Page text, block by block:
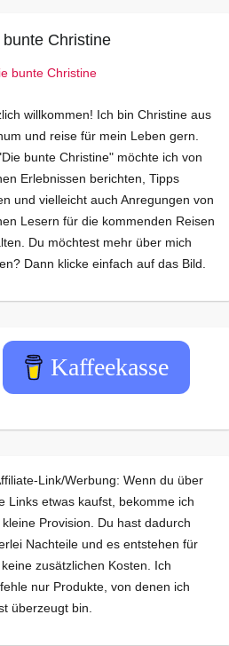
bunte Christine
willkommen! Ich bin Christine aus
und reise für mein Leben gern.
bunte Christine" möchte ich von
Erlebnissen berichten, Tipps
und vielleicht auch Anregungen von
Lesern für die kommenden Reisen
Du möchtest mehr über mich
Dann klicke einfach auf das Bild.
Kaffeekasse
Link/Werbung: Wenn du über
Links etwas kaufst, bekomme ich
Provision. Du hast dadurch
Nachteile und es entstehen für
zusätzlichen Kosten. Ich
nur Produkte, von denen ich
überzeugt bin.